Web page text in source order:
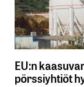
EU:n
pörssiyhtiöt